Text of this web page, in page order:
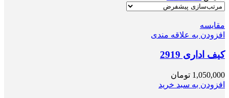
مقایسه
افزودن به علاقه مندی
کیف اداری 2919
1,050,000 تومان
افزودن به سبد خرید